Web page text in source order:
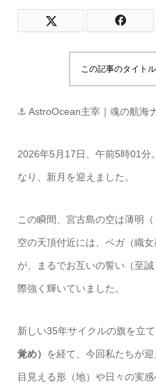
この記事のタイト
⚓ AstroOcean主宰｜魂の航海
2026年5月17日、午前5時01分
なり、新月を迎えました。
この瞬間、宮古島の空は薄明
空の天頂付近には、ベガ（織女
が、まるでお互いの誓い（至
際強く輝いていました。
新しい35年サイクルの旗を立
覚め） を経て、今回私たちが迎
目見える形（地）や日々の実